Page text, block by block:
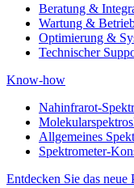
Beratung &
Wartung &
Optimierung &
Technischer
Know-how
Nahinfrarot-
Allgemeines
Spektrometer-
Entdecken Sie das neue